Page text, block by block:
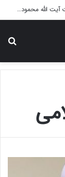
پیام تسلیت آیت الله مصباحی مقدم در پی درگذشت آیت الله محمودی گلپایگانی